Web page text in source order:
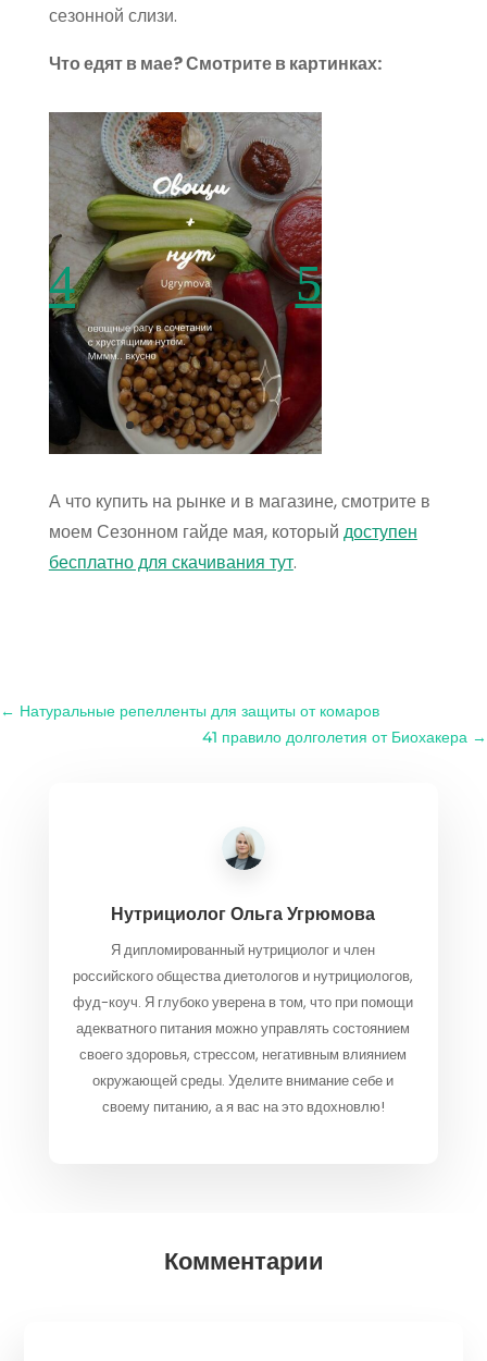
сезонной слизи.
Что едят в мае? Смотрите в картинках:
А что купить на рынке и в магазине, смотрите в
моем Сезонном гайде мая, который доступен
бесплатно для скачивания тут.
← Натуральные репелленты для защиты от комаров
41 правило долголетия от Биохакера →
НутрициологОльга Угрюмова
Я дипломированный нутрициолог и член
российского общества диетологов и нутрициологов,
фуд-коуч. Я глубоко уверена в том, что при помощи
адекватного питания можно управлять состоянием
своего здоровья, стрессом, негативным влиянием
окружающей среды. Уделите внимание себе и
своему питанию, а я вас на это вдохновлю!
Комментарии